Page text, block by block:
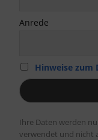
Anrede
Hinweise zum
Ihre Daten werden
verwendet und nicht